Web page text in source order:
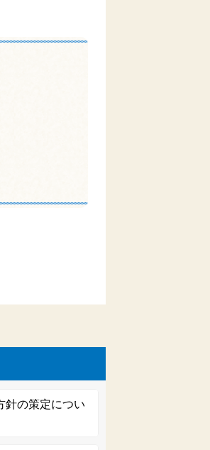
針の策定につい